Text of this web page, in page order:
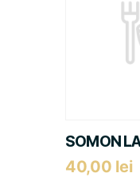
SOMON
40,00 lei